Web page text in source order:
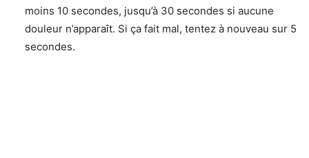
moins 10 secondes, jusqu’à 30 secondes si aucune
douleur n’apparaît. Si ça fait mal, tentez à nouveau sur 5
secondes.